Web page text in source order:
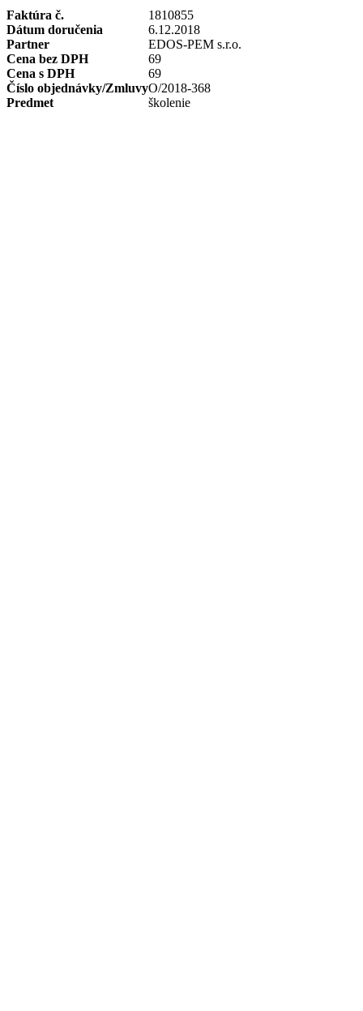
Faktúra č.
1810855
Dátum doručenia
6.12.2018
Partner
EDOS-PEM s.r.o.
Cena bez DPH
69
Cena s DPH
69
Číslo objednávky/ZmluvyO/2018-368
Predmet
školenie